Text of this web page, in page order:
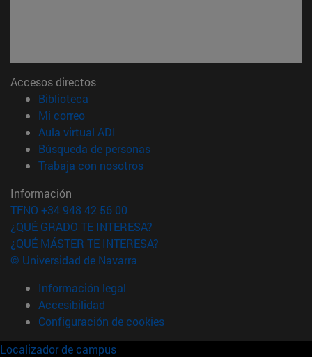
Accesos directos
Biblioteca
Mi correo(abre en nueva ventana)
Aula virtual ADI
Búsqueda de personas(abre en nueva ventana)
Trabaja con nosotros(abre en nueva ventana)
Información
TFNO +34 948 42 56 00
¿QUÉ GRADO TE INTERESA?
¿QUÉ MÁSTER TE INTERESA?
© Universidad de Navarra
Información legal
Accesibilidad
Configuración de cookies
Localizador de campus